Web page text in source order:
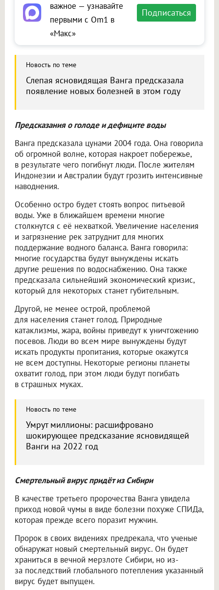
важное — узнавайте
первыми с Om1 в
«Макс»
Подписаться
Новость по теме
Слепая ясновидящая Ванга предсказала
появление новых болезней в этом году
Предсказания о голоде и дефиците воды
Ванга предсказала цунами 2004 года. Она говорила
об огромной волне, которая накроет побережье,
в результате чего погибнут люди. После жителям
Индонезии и Австралии будут грозить интенсивные
наводнения.
Особенно остро будет стоять вопрос питьевой
воды. Уже в ближайшем времени многие
столкнутся с её нехваткой. Увеличение населения
и загрязнение рек затруднит для многих
поддержание водного баланса. Ванга говорила:
многие государства будут вынуждены искать
другие решения по водоснабжению. Она также
предсказала сильнейший экономический кризис,
который для некоторых станет губительным.
Другой, не менее острой, проблемой
для населения станет голод. Природные
катаклизмы, жара, войны приведут к уничтожению
посевов. Люди во всем мире вынуждены будут
искать продукты пропитания, которые окажутся
не всем доступны. Некоторые регионы планеты
охватит голод, при этом люди будут погибать
в страшных муках.
Новость по теме
Умрут миллионы: расшифровано
шокирующее предсказание ясновидящей
Ванги на 2022 год
Смертельный вирус придёт из Сибири
В качестве третьего пророчества Ванга увидела
приход новой чумы в виде болезни похуже СПИДа,
которая прежде всего поразит мужчин.
Пророк в своих видениях предрекала, что ученые
обнаружат новый смертельный вирус. Он будет
храниться в вечной мерзлоте Сибири, но из-
за последствий глобального потепления указанный
вирус будет выпущен.